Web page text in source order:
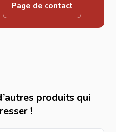
Page de contact
produits qui
!